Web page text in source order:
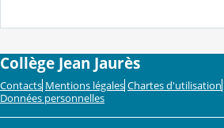
Collège Jean Jaurès
Contacts Mentions légales Chartes d'utilisation
Données personnelles